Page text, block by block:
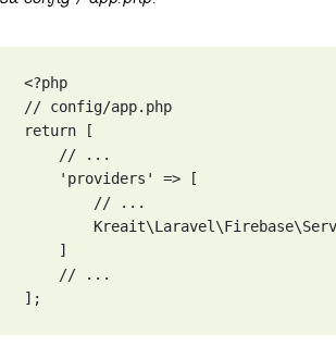
<?php
// config/app.php
return [
    // ...
    'providers' => [
        // ...
    ]
    // ...
];